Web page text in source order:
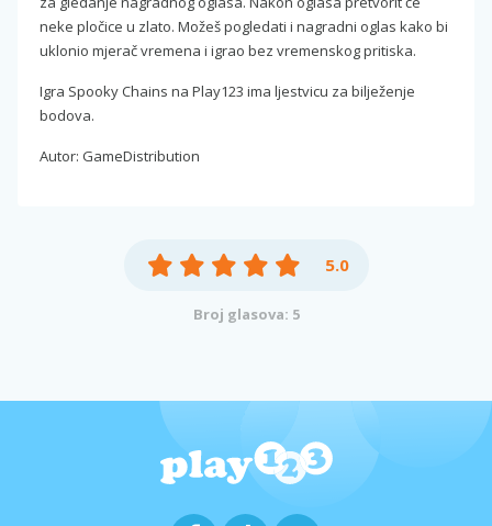
neke pločice u zlato. Možeš pogledati i nagradni oglas kako bi
uklonio mjerač vremena i igrao bez vremenskog pritiska.
Igra Spooky Chains na Play123 ima ljestvicu za bilježenje
bodova.
Autor: GameDistribution
5.0
Broj glasova: 5